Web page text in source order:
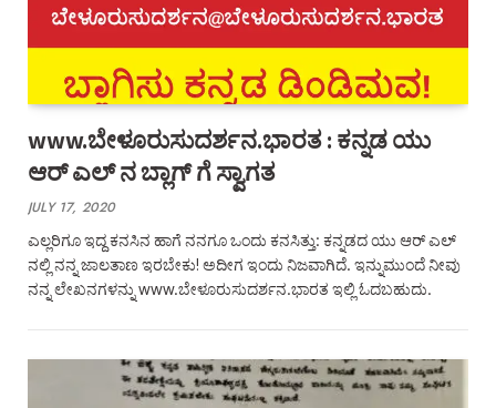
www.ಬೇಳೂರುಸುದರ್ಶನ.ಭಾರತ : ಕನ್ನಡ ಯು
ಆರ್‌ ಎಲ್‌ ನ ಬ್ಲಾಗ್‌ ಗೆ ಸ್ವಾಗತ
JULY 17, 2020
ಎಲ್ಲರಿಗೂ ಇದ್ದ ಕನಸಿನ ಹಾಗೆ ನನಗೂ ಒಂದು ಕನಸಿತ್ತು: ಕನ್ನಡದ ಯು ಆರ್‌ ಎಲ್‌
ನಲ್ಲಿ ನನ್ನ ಜಾಲತಾಣ ಇರಬೇಕು! ಅದೀಗ ಇಂದು ನಿಜವಾಗಿದೆ. ಇನ್ನುಮುಂದೆ ನೀವು
ನನ್ನ ಲೇಖನಗಳನ್ನು www.ಬೇಳೂರುಸುದರ್ಶನ.ಭಾರತ ಇಲ್ಲಿ ಓದಬಹುದು.